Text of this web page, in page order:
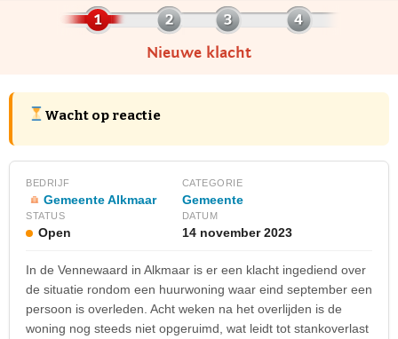
Nieuwe klacht
Wacht op reactie
BEDRIJF
Gemeente Alkmaar
CATEGORIE
Gemeente
STATUS
Open
DATUM
14 november 2023
In de Vennewaard in Alkmaar is er een klacht ingediend over
de situatie rondom een huurwoning waar eind september een
persoon is overleden. Acht weken na het overlijden is de
woning nog steeds niet opgeruimd, wat leidt tot stankoverlast